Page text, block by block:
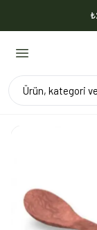
KVOX
Ürün, kategori